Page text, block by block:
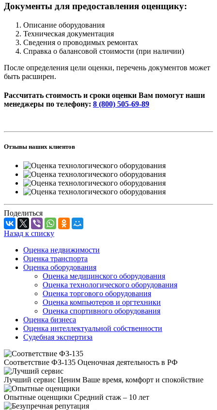
Документы для предоставления оценщику:
Описание оборудования
Техническая документация
Сведения о проводимых ремонтах
Справка о балансовой стоимости (при наличии)
После определения цели оценки, перечень документов может
быть расширен.
Рассчитать стоимость и сроки оценки Вам помогут наши
менеджеры по телефону: 8 (800) 505-69-89
Отзывы наших клиентов
Поделиться
Назад к списку
Оценка недвижимости
Оценка транспорта
Оценка оборудования
Оценка медицинского оборудования
Оценка технологического оборудования
Оценка торгового оборудования
Оценка компьютеров и оргтехники
Оценка спортивного оборудования
Оценка бизнеса
Оценка интеллектуальной собственности
Судебная экспертиза
Соответствие ФЗ-135 Оценочная деятельность в РФ
Лучший сервис Ценим Ваше время, комфорт и спокойствие
Опытные оценщики Средний стаж – 10 лет